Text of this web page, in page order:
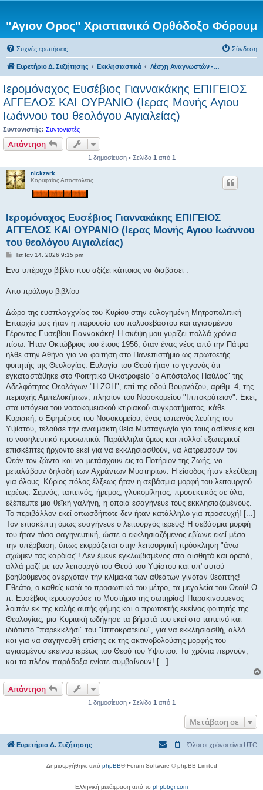
"Αγιον Ορος" Χριστιανικό Ορθόδοξο Φόρουμ
Συχνές ερωτήσεις Σύνδεση
Ευρετήριο Δ. Συζήτησης Εκκλησιαστικά Λέσχη Αναγνωστών - Βιβλιοπροτάσεις
Ιερομόναχος Ευσέβιος Γιαννακάκης ΕΠΙΓΕΙΟΣ
ΑΓΓΕΛΟΣ ΚΑΙ ΟΥΡΑΝΙΟ (Ιερας Μονής Αγιου
Ιωάννου του θεολόγου Αιγιαλείας)
Συντονιστής: Συντονιστές
Απάντηση
1 δημοσίευση • Σελίδα 1 από 1
nickzark
Κορυφαίος Αποστολέας
Ιερομόναχος Ευσέβιος Γιαννακάκης ΕΠΙΓΕΙΟΣ
ΑΓΓΕΛΟΣ ΚΑΙ ΟΥΡΑΝΙΟ (Ιερας Μονής Αγιου Ιωάννου
του θεολόγου Αιγιαλείας)
Δ
μ
ί
σ
Τετ Ιαν 14, 2026 9:15 pm
Ενα υπέροχο βιβλίο που αξίζει κάποιος να διαβάσει .
Απο πρόλογο βιβλίου
Δώρο της ευσπλαγχνίας του Κυρίου στην ευλογημένη Μητροπολιτική
Επαρχία μας ήταν η παρουσία του πολυσεβάστου και αγιασμένου
Γέροντος Ευσεβίου Γιαννακάκη! Η σκέψη μου γυρίζει πολλά χρόνια
πίσω. Ήταν Οκτώβριος του έτους 1956, όταν ένας νέος από την Πάτρα
ήλθε στην Αθήνα για να φοιτήση στο Πανεπιστήμιο ως πρωτοετής
φοιτητής της Θεολογίας. Ευλογία του Θεού ήταν το γεγονός ότι
εγκαταστάθηκε στο Φοιτητικό Οικοτροφείο "ο Απόστολος Παύλος" της
Αδελφότητος Θεολόγων "Η ΖΩΗ", επί της οδού Βουρνάζου, αριθμ. 4, της
περιοχής Αμπελοκήπων, πλησίον του Νοσοκομείου "Ιπποκράτειον". Εκεί,
στα υπόγεια του νοσοκομειακού κτιριακού συγκροτήματος, κάθε
Κυριακή, ο Εφημέριος του Νοσοκομείου, ένας ταπεινός λευίτης του
Υψίστου, τελούσε την αναίμακτη θεία Μυσταγωγία για τους ασθενείς και
το νοσηλευτικό προσωπικό. Παράλληλα όμως και πολλοί εξωτερικοί
επισκέπτες ήρχοντο εκεί για να εκκλησιασθούν, να λατρεύσουν τον
Θεόν τον ζώντα και να μετάσχουν εις το Ποτήριον της Ζωής, να
μεταλάβουν δηλαδή των Αχράντων Μυστηρίων. Η είσοδος ήταν ελεύθερη
για όλους. Κύριος πόλος έλξεως ήταν η σεβάσμια μορφή του λειτουργού
ιερέως. Σεμνός, ταπεινός, ήρεμος, γλυκομίλητος, προσεκτικός σε όλα,
εξέπεμπε μια θεϊκή γαλήνη, η οποία εσαγήνευε τους εκκλησιαζομένους.
Το περιβάλλον εκεί οπωσδήποτε δεν ήταν κατάλληλο για προσευχή! [...]
Τον επισκέπτη όμως εσαγήνευε ο λειτουργός ιερεύς! Η σεβάσμια μορφή
του ήταν τόσο σαγηνευτική, ώστε ο εκκλησιαζόμενος εβίωνε εκεί μέσα
την υπέρβαση, όπως εκφράζεται στην λειτουργική πρόσκληση "άνω
σχώμεν τας καρδίας"! Δεν έμενε εγκλωβισμένος στα αισθητά και ορατά,
αλλά μαζί με τον λειτουργό του Θεού του Υψίστου και υπ' αυτού
βοηθούμενος ανερχόταν την κλίμακα των αθεάτων γινόταν θεόπτης!
Εθεάτο, ο καθείς κατά το προσωπικό του μέτρο, τα μεγαλεία του Θεού! Ο
π. Ευσέβιος ιερουργούσε το Μυστήριο της σωτηρίας! Παρακινούμενος
λοιπόν εκ της καλής αυτής φήμης και ο πρωτοετής εκείνος φοιτητής της
Θεολογίας, μια Κυριακή ωδήγησε τα βήματά του εκεί στο ταπεινό και
ιδιότυπο "παρεκκλήσι" του "Ιπποκρατείου", για να εκκλησιασθή, αλλά
και για να σαγηνευθή επίσης εκ της ακτινοβολούσης μορφής του
αγιασμένου εκείνου ιερέως του Θεού του Υψίστου. Τα χρόνια περνούν,
και τα πλέον παράδοξα ενίοτε συμβαίνουν! [...]
Απάντηση
1 δημοσίευση • Σελίδα 1 από 1
Μετάβαση σε
Ευρετήριο Δ. Συζήτησης Όλοι οι χρόνοι είναι UTC
Δημιουργήθηκε από phpBB® Forum Software © phpBB Limited
Ελληνική μετάφραση από το phpbbgr.com